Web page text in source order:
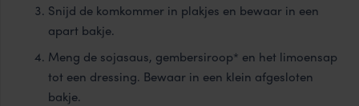
Snijd de komkommer in plakjes en bewaar in een
apart bakje.
Meng de sojasaus, gembersiroop* en het limoensap
tot een dressing. Bewaar in een klein afgesloten
bakje.